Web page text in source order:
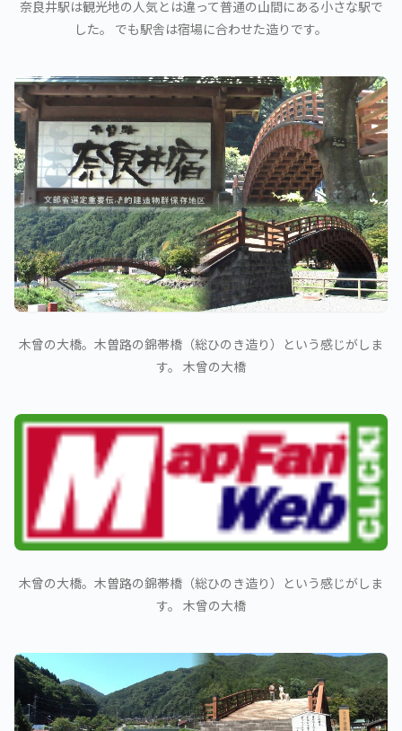
奈良井駅は観光地の人気とは違って普通の山間にある小さな駅で
した。 でも駅舎は宿場に合わせた造りです。
木曾の大橋。木曽路の錦帯橋（総ひのき造り）という感じがしま
す。 木曾の大橋
木曾の大橋。木曽路の錦帯橋（総ひのき造り）という感じがしま
す。 木曾の大橋